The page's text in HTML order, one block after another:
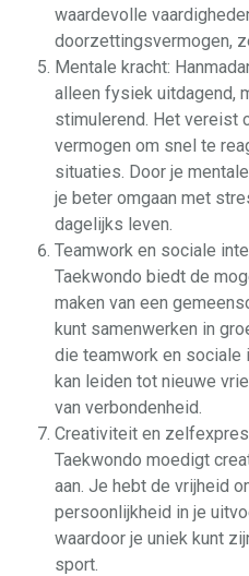
waardevolle
doorzettingsvermogen,
Mentale kracht:
alleen fysiek uitdagend,
stimulerend. Het vereist
vermogen om snel te
situaties. Door je
je beter omgaan met
dagelijks leven.
Teamwork en sociale
Taekwondo biedt de
maken van een
kunt samenwerken in
die teamwork en sociale
kan leiden tot nieuwe
van verbondenheid.
Creativiteit en
Taekwondo moedigt
aan. Je hebt de vrijheid
persoonlijkheid in je
waardoor je uniek kunt
sport.